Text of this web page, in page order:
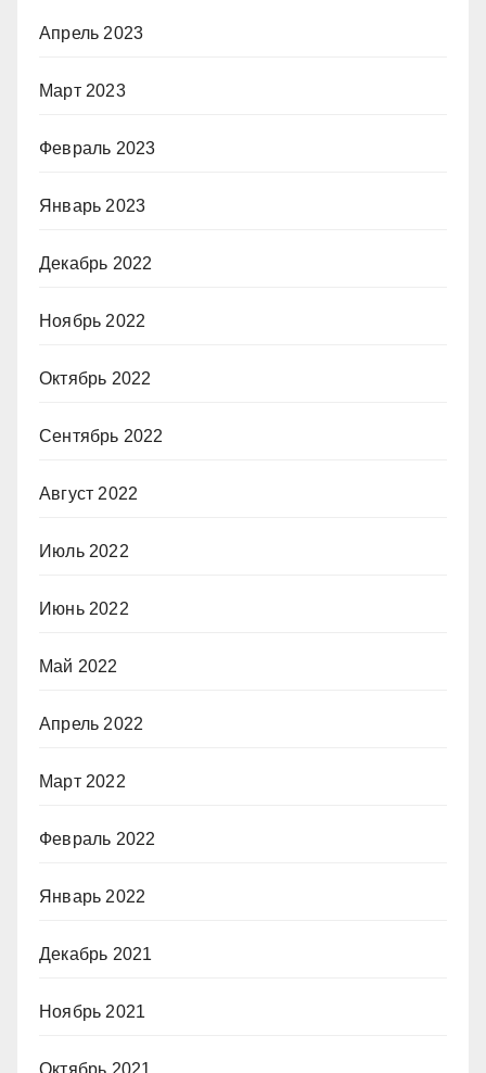
Апрель 2023
Март 2023
Февраль 2023
Январь 2023
Декабрь 2022
Ноябрь 2022
Октябрь 2022
Сентябрь 2022
Август 2022
Июль 2022
Июнь 2022
Май 2022
Апрель 2022
Март 2022
Февраль 2022
Январь 2022
Декабрь 2021
Ноябрь 2021